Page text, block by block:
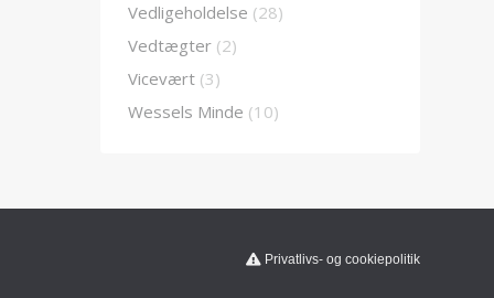
Vedligeholdelse (28)
Vedtægter (2)
Vicevært (3)
Wessels Minde (10)
Privatlivs- og cookiepolitik